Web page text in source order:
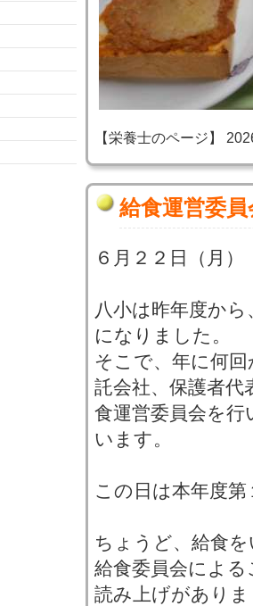
【栄養士のページ】
給食運営委
６月２２日（月）
八小は昨年度か
になりました。
そこで、年に何
託会社、保護者代
食運営委員会を
います。
この日は本年度
ちょうど、給食
給食委員会によ
読み上げがあり